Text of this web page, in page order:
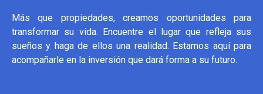
Más que propiedades, creamos oportunidades para
transformar su vida. Encuentre el lugar que refleja sus
sueños y haga de ellos una realidad. Estamos aquí para
acompañarle en la inversión que dará forma a su futuro.